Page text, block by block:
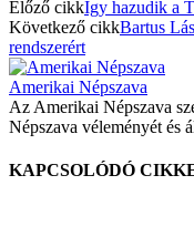
Előző cikkÍgy hazudik a
Következő cikkBartus
rendszerért
Amerikai Népszava
Az Amerikai Népszava
Népszava véleményét és
KAPCSOLÓDÓ